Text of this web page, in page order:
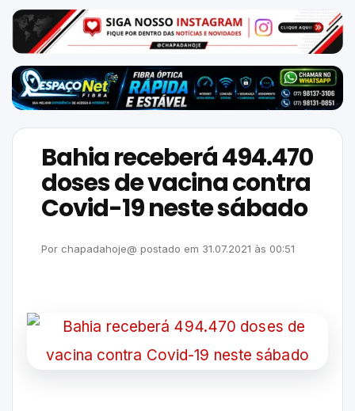
NAS
NOSSAS
REDES
Bahia receberá 494.470
doses de vacina contra
Covid-19 neste sábado
Por chapadahoje@ postado em 31.07.2021 às 00:51